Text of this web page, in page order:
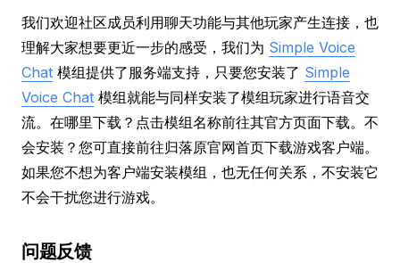
我们欢迎社区成员利用聊天功能与其他玩家产生连接，也
理解大家想要更近一步的感受，我们为 Simple Voice
Chat 模组提供了服务端支持，只要您安装了 Simple
Voice Chat 模组就能与同样安装了模组玩家进行语音交
流。在哪里下载？点击模组名称前往其官方页面下载。不
会安装？您可直接前往归落原官网首页下载游戏客户端。
如果您不想为客户端安装模组，也无任何关系，不安装它
不会干扰您进行游戏。
问题反馈